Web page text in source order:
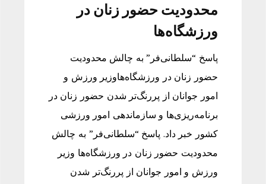
محدودیت حضور زنان در
ورزشگاه‌ها
پاسخ “سلطانی‌فر” به چالش محدودیت
حضور زنان در ورزشگاه‌هاوزیر ورزش و
امور جوانان از پررنگ‌تر شدن حضور زنان در
برنامه‌ریزی‌ها و سازماندهی امور ورزشی
کشور خبر داد. پاسخ “سلطانی‌فر” به چالش
محدودیت حضور زنان در ورزشگاه‌ها وزیر
ورزش و امور جوانان از پررنگ‌تر شدن